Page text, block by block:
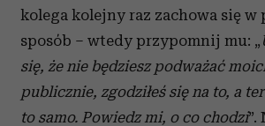
kolega kolejny raz zachowa się w
sposób – wtedy przypomnij mu: „
się, że nie będziesz podważać
publicznie, zgodziłeś się na to, a
to samo. Powiedz mi, o co chodzi”.